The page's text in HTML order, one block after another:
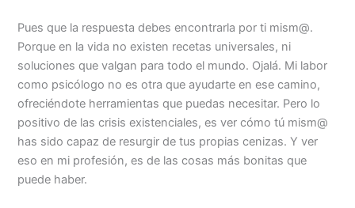
Pues que la respuesta debes encontrarla por ti mism@.
Porque en la vida no existen recetas universales, ni
soluciones que valgan para todo el mundo. Ojalá. Mi labor
como psicólogo no es otra que ayudarte en ese camino,
ofreciéndote herramientas que puedas necesitar. Pero lo
positivo de las crisis existenciales, es ver cómo tú mism@
has sido capaz de resurgir de tus propias cenizas. Y ver
eso en mi profesión, es de las cosas más bonitas que
puede haber.